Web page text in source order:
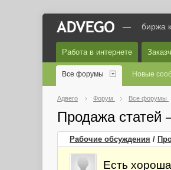
— биржа
Работа в интернете
Все форумы Новые
Адвего Форум Все форумы
Продажа
Рабочие обсуждения /
Есть